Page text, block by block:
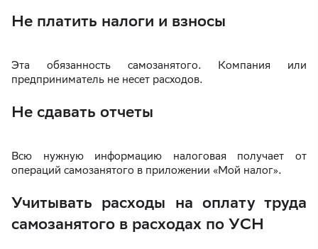
Не платить налоги и взносы
Эта обязанность самозанятого. Компания или
предприниматель не несет расходов.
Не сдавать отчеты
Всю нужную информацию налоговая получает от
операций самозанятого в приложении «Мой налог».
Учитывать расходы на оплату труда
самозанятого в расходах по УСН